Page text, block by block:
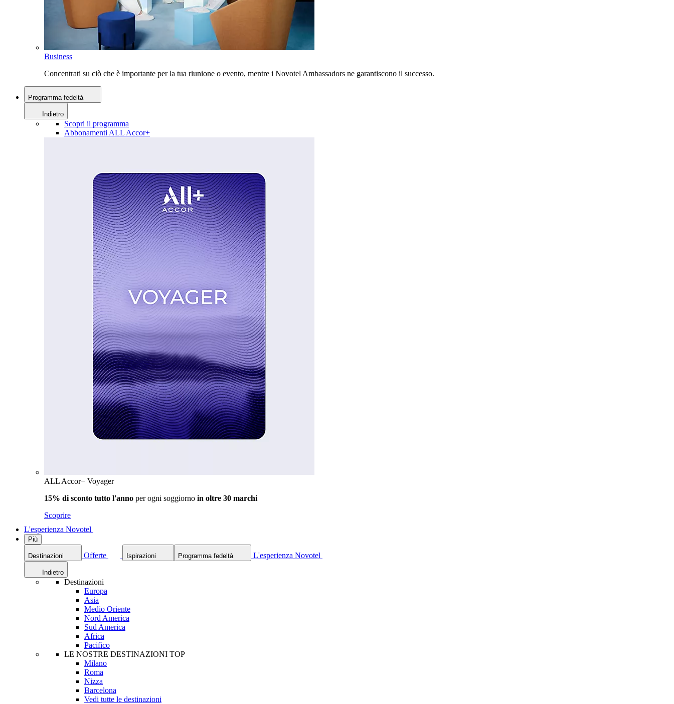
Business
Concentrati su ciò che è importante per la tua riunione o evento, mentre i Novotel Ambassadors ne garantiscono il successo.
Programma fedeltà
Indietro
Scopri il programma
Abbonamenti ALL Accor+
ALL Accor+ Voyager
15% di sconto tutto l'anno per ogni soggiorno in oltre 30 marchi
Scoprire
L'esperienza Novotel
Più
Destinazioni Offerte Ispirazioni Programma fedeltà L'esperienza Novotel
Indietro
Destinazioni
Europa
Asia
Medio Oriente
Nord America
Sud America
Africa
Pacifico
LE NOSTRE DESTINAZIONI TOP
Milano
Roma
Nizza
Barcelona
Vedi tutte le destinazioni